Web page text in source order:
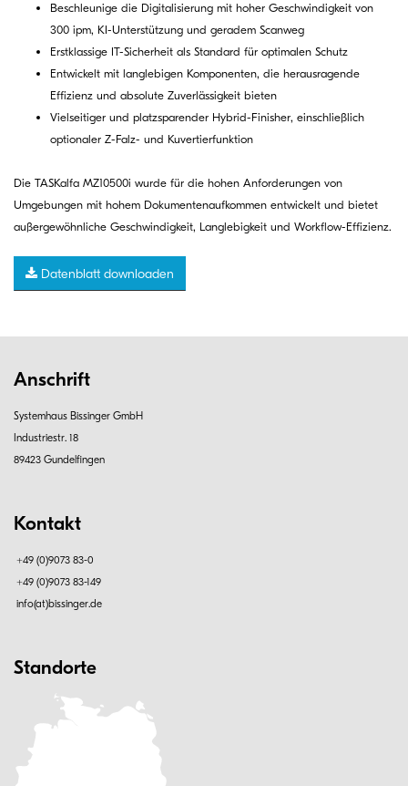
Beschleunige die Digitalisierung mit hoher Geschwindigkeit von
300 ipm, KI-Unterstützung und geradem Scanweg
Erstklassige IT-Sicherheit als Standard für optimalen Schutz
Entwickelt mit langlebigen Komponenten, die herausragende
Effizienz und absolute Zuverlässigkeit bieten
Vielseitiger und platzsparender Hybrid-Finisher, einschließlich
optionaler Z-Falz- und Kuvertierfunktion
Die TASKalfa MZ10500i wurde für die hohen Anforderungen von
Umgebungen mit hohem Dokumentenaufkommen entwickelt und bietet
außergewöhnliche Geschwindigkeit, Langlebigkeit und Workflow-Effizienz.
Datenblatt downloaden
Anschrift
Systemhaus Bissinger GmbH
Industriestr. 18
89423 Gundelfingen
Kontakt
+49 (0)9073 83-0
+49 (0)9073 83-149
info(at)bissinger.de
Standorte